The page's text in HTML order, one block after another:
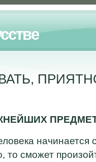
начинается
то сможет